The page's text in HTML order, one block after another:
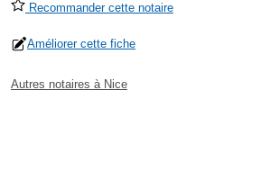
Recommander cette notaire
Améliorer cette fiche
Autres notaires à Nice